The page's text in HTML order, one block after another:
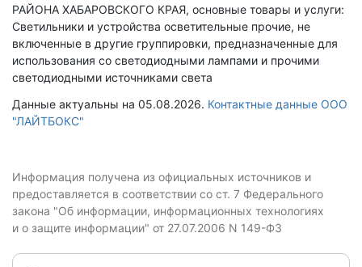
РАЙОНА ХАБАРОВСКОГО КРАЯ, основные товары и услуги:
Светильники и устройства осветительные прочие, не
включенные в другие группировки, предназначенные для
использования со светодиодными лампами и прочими
светодиодными источниками света
Данные актуальны на 05.08.2026. Контактные данные ООО
"ЛАЙТБОКС"
Информация получена из официальных источников и
предоставляется в соответствии со ст. 7 Федерального
закона "Об информации, информационных технологиях
и о защите информации" от 27.07.2006 N 149-ФЗ